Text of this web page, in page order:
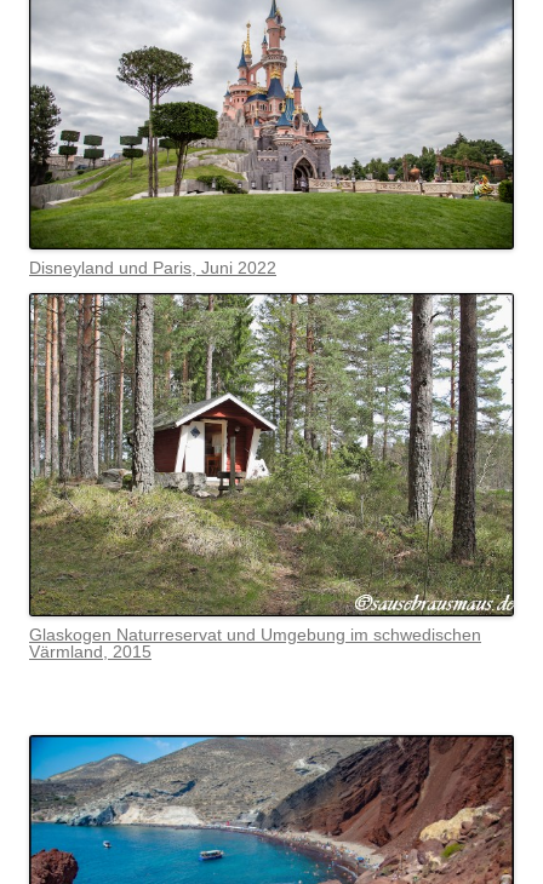
Disneyland und Paris, Juni 2022
Glaskogen Naturreservat und Umgebung im schwedischen
Värmland, 2015